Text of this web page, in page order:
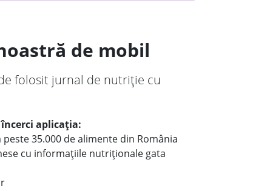
de mobil
folosit jurnal de nutriție cu
aplicația:
35.000 de alimente din România
cu informațiile nutriționale gata